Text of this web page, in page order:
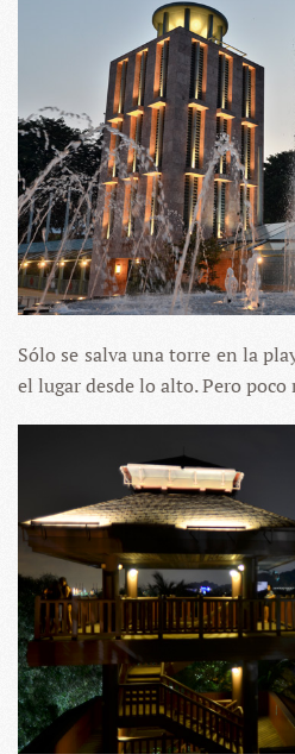
Sólo se salva una torre en la
el lugar desde lo alto. Pero poco